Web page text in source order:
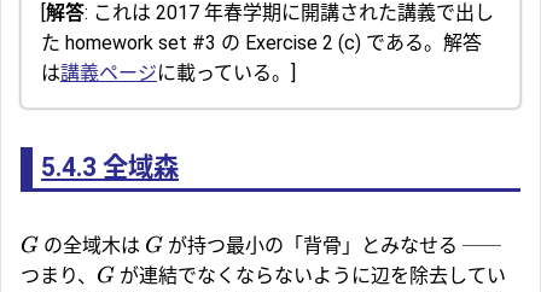
[解答: これは 2017 年春学期に開講された講義で出し
た homework set #3 の Exercise 2 (c) である。解答
は講義ページに載っている。]
5.4.3 全域森
G の全域木は G が持つ最小の「背骨」とみなせる ──
つまり、 G が連結でなくならないように辺を除去してい